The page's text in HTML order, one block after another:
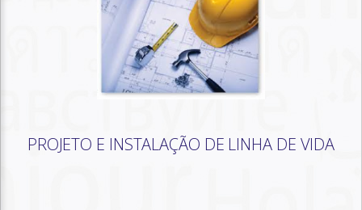
PROJETO E INSTALAÇÃO DE LINHA DE VIDA